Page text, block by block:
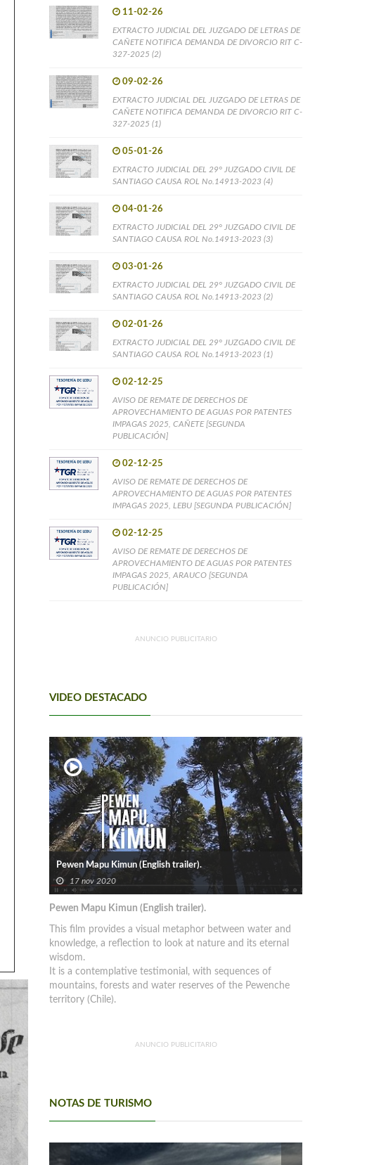
11-02-26
EXTRACTO JUDICIAL DEL JUZGADO DE LETRAS DE
CAÑETE NOTIFICA DEMANDA DE DIVORCIO RIT C-
327-2025 (2)
09-02-26
EXTRACTO JUDICIAL DEL JUZGADO DE LETRAS DE
CAÑETE NOTIFICA DEMANDA DE DIVORCIO RIT C-
327-2025 (1)
05-01-26
EXTRACTO JUDICIAL DEL 29° JUZGADO CIVIL DE
SANTIAGO CAUSA ROL No.14913-2023 (4)
04-01-26
EXTRACTO JUDICIAL DEL 29° JUZGADO CIVIL DE
SANTIAGO CAUSA ROL No.14913-2023 (3)
03-01-26
EXTRACTO JUDICIAL DEL 29° JUZGADO CIVIL DE
SANTIAGO CAUSA ROL No.14913-2023 (2)
02-01-26
EXTRACTO JUDICIAL DEL 29° JUZGADO CIVIL DE
SANTIAGO CAUSA ROL No.14913-2023 (1)
02-12-25
AVISO DE REMATE DE DERECHOS DE
APROVECHAMIENTO DE AGUAS POR PATENTES
IMPAGAS 2025, CAÑETE [SEGUNDA
PUBLICACIÓN]
02-12-25
AVISO DE REMATE DE DERECHOS DE
APROVECHAMIENTO DE AGUAS POR PATENTES
IMPAGAS 2025, LEBU [SEGUNDA PUBLICACIÓN]
02-12-25
AVISO DE REMATE DE DERECHOS DE
APROVECHAMIENTO DE AGUAS POR PATENTES
IMPAGAS 2025, ARAUCO [SEGUNDA
PUBLICACIÓN]
ANUNCIO PUBLICITARIO
VIDEO DESTACADO
Pewen Mapu Kimun (English trailer).
17 nov 2020
Pewen Mapu Kimun (English trailer).
This film provides a visual metaphor between water and
knowledge, a reflection to look at nature and its eternal
wisdom.
It is a contemplative testimonial, with sequences of
mountains, forests and water reserves of the Pewenche
territory (Chile).
ANUNCIO PUBLICITARIO
NOTAS DE TURISMO